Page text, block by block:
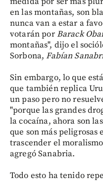
en las montañas, son
nunca van a estar a
votarán porBarack
montañas", dijo el
Sorbona,Fabían
Sin embargo, lo que
que también replica
un paso pero no
"porque las grandes
la cocaína, ahora son
que son más peligrosas
trascender el
agregó Sanabria.
Todo esto ha tenido